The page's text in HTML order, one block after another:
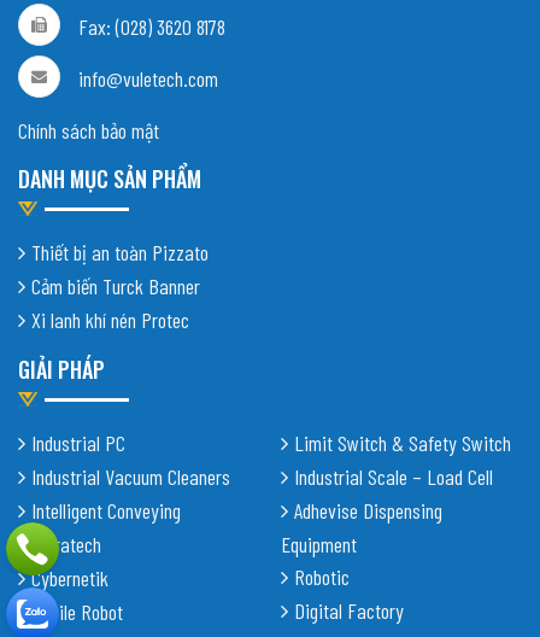
Fax: (028) 3620 8178
info@vuletech.com
Chính sách bảo mật
DANH MỤC SẢN PHẨM
Thiết bị an toàn Pizzato
Cảm biến Turck Banner
Xi lanh khí nén Protec
GIẢI PHÁP
Industrial PC
Industrial Vacuum Cleaners
Intelligent Conveying
Shiratech
Cybernetik
Mobile Robot
Limit Switch & Safety Switch
Industrial Scale – Load Cell
Adhevise Dispensing
Equipment
Robotic
Digital Factory